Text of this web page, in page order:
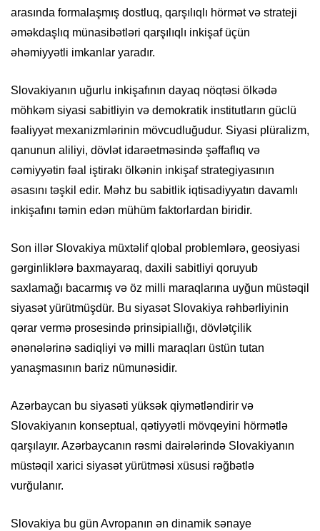
arasında formalaşmış dostluq, qarşılıqlı hörmət və strateji
əməkdaşlıq münasibətləri qarşılıqlı inkişaf üçün
əhəmiyyətli imkanlar yaradır.
Slovakiyanın uğurlu inkişafının dayaq nöqtəsi ölkədə
möhkəm siyasi sabitliyin və demokratik institutların güclü
fəaliyyət mexanizmlərinin mövcudluğudur. Siyasi plüralizm,
qanunun aliliyi, dövlət idarəetməsində şəffaflıq və
cəmiyyətin fəal iştirakı ölkənin inkişaf strategiyasının
əsasını təşkil edir. Məhz bu sabitlik iqtisadiyyatın davamlı
inkişafını təmin edən mühüm faktorlardan biridir.
Son illər Slovakiya müxtəlif qlobal problemlərə, geosiyasi
gərginliklərə baxmayaraq, daxili sabitliyi qoruyub
saxlamağı bacarmış və öz milli maraqlarına uyğun müstəqil
siyasət yürütmüşdür. Bu siyasət Slovakiya rəhbərliyinin
qərar vermə prosesində prinsipiallığı, dövlətçilik
ənənələrinə sadiqliyi və milli maraqları üstün tutan
yanaşmasının bariz nümunəsidir.
Azərbaycan bu siyasəti yüksək qiymətləndirir və
Slovakiyanın konseptual, qətiyyətli mövqeyini hörmətlə
qarşılayır. Azərbaycanın rəsmi dairələrində Slovakiyanın
müstəqil xarici siyasət yürütməsi xüsusi rəğbətlə
vurğulanır.
Slovakiya bu gün Avropanın ən dinamik sənaye